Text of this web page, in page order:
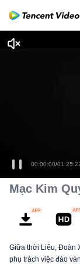
00:00:00/
Mạc Kim
Giữa thời Liêu, Đoàn
phụ trách việc đào